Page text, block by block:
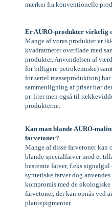
mærker fra konventionelle
Er AURO-produkter virkelig
Mange af vores produkter er
kvadratmeter overflade med
produkter. Anvendelsen af
for billigere petrokemiske)
for seriel masseproduktion)
sammenligning af priser bør
pr. liter men også til
produkterne.
Kan man blande AURO-
farvetoner?
Mange af disse farvetoner kan
blande specialfarver mod et
bestemte farver, f.eks
syntetiske farver dog
kompromis med de
farvetoner, der kan opnås ved
plantepigmenter.